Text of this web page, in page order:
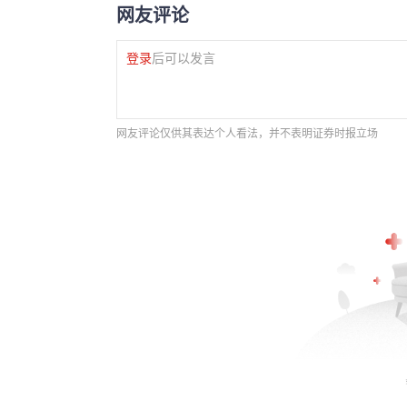
网友评论
登录后可以发言
网友评论仅供其表达个人看法，并不表明证券时报立场